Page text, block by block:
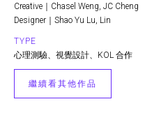
Creative｜Chasel Weng, JC Cheng
Designer｜Shao Yu Lu, Lin
TYPE
心理測驗、視覺設計、KOL 合作
繼續看其他作品